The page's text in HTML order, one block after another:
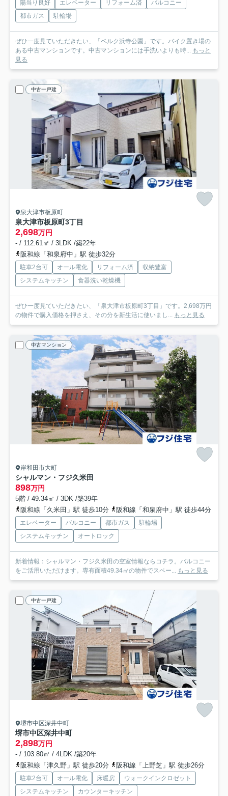
陽当り良好 エレベーター リフォーム済
バルコニー
都市ガス
駐輪場
ぜひ一度見ていただきたい、「ベルク浜寺公園」です。バイク置き場の
ある中古マンションです。中古マンションには手洗いよりも時... もっと
見る
中古一戸建
泉大津市板原町
泉大津市板原町3丁目
2,698万円
- / 112.61㎡ / 3LDK /築22年
阪和線「和泉府中」駅 徒歩32分
駐車2台可 オール電化 リフォーム済
収納豊富
システムキッチン
食器洗い乾燥機
ぜひ一度見ていただきたい、「泉大津市板原町3丁目」です。2,698万円
の物件で購入価格を押さえ、その分を新生活に使いまし... もっと見る
中古マンション
岸和田市大町
シャルマン・フジ久米田
898万円
5階 / 49.34㎡ / 3DK /築39年
阪和線「久米田」駅 徒歩10分
阪和線「和泉府中」駅 徒歩44分
エレベーター バルコニー 都市ガス
駐輪場
システムキッチン
オートロック
新着情報：シャルマン・フジ久米田の空室情報ならコチラ。バルコニー
をご活用いただけます。専有面積49.34㎡の物件でスペー... もっと見る
中古一戸建
堺市中区深井中町
堺市中区深井中町
2,898万円
- / 103.80㎡ / 4LDK /築20年
阪和線「津久野」駅 徒歩20分
阪和線「上野芝」駅 徒歩26分
駐車2台可 オール電化 床暖房
ウォークインクロゼット
システムキッチン
カウンターキッチン